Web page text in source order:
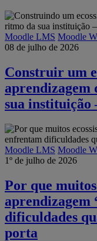
Moodle LMS Moodle
08 de julho de 2026
Construir um
aprendizagem
sua
Moodle LMS Moodle
1º de julho de 2026
Por que muitos
aprendizagem
dificuldades
porta